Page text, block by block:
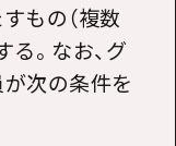
もの（複数
。なお、グ
次の条件を